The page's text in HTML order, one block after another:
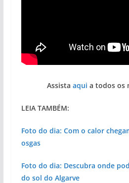
Assista aqui a todos os
LEIA TAMBÉM:
Foto do dia: Com o calor
osgas
Foto do dia: Descubra onde
do sol do Algarve